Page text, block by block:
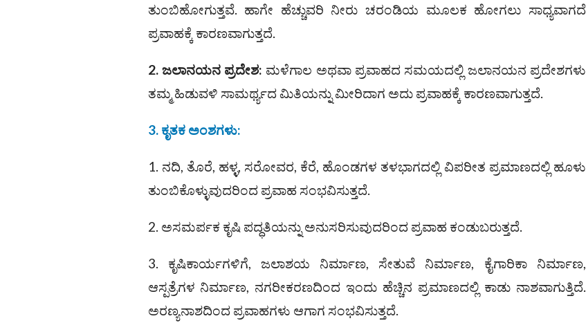
ತುಂಬಿಹೋಗುತ್ತವೆ. ಹಾಗೇ ಹೆಚ್ಚುವರಿ ನೀರು ಚರಂಡಿಯ ಮೂಲಕ ಹೋಗಲು ಸಾಧ್ಯವಾಗದೆ
ಪ್ರವಾಹಕ್ಕೆ ಕಾರಣವಾಗುತ್ತದೆ.
2. ಜಲಾನಯನ ಪ್ರದೇಶ: ಮಳೆಗಾಲ ಅಥವಾ ಪ್ರವಾಹದ ಸಮಯದಲ್ಲಿ ಜಲಾನಯನ ಪ್ರದೇಶಗಳು
ತಮ್ಮ ಹಿಡುವಳಿ ಸಾಮರ್ಥ್ಯದ ಮಿತಿಯನ್ನು ಮೀರಿದಾಗ ಅದು ಪ್ರವಾಹಕ್ಕೆ ಕಾರಣವಾಗುತ್ತದೆ.
3. ಕೃತಕ ಅಂಶಗಳು:
1. ನದಿ, ತೊರೆ, ಹಳ್ಳ, ಸರೋವರ, ಕೆರೆ, ಹೊಂಡಗಳ ತಳಭಾಗದಲ್ಲಿ ವಿಪರೀತ ಪ್ರಮಾಣದಲ್ಲಿ ಹೂಳು
ತುಂಬಿಕೊಳ್ಳುವುದರಿಂದ ಪ್ರವಾಹ ಸಂಭವಿಸುತ್ತದೆ.
2. ಅಸಮರ್ಪಕ ಕೃಷಿ ಪದ್ಧತಿಯನ್ನು ಅನುಸರಿಸುವುದರಿಂದ ಪ್ರವಾಹ ಕಂಡುಬರುತ್ತದೆ.
3. ಕೃಷಿಕಾರ್ಯಗಳಿಗೆ, ಜಲಾಶಯ ನಿರ್ಮಾಣ, ಸೇತುವೆ ನಿರ್ಮಾಣ, ಕೈಗಾರಿಕಾ ನಿರ್ಮಾಣ,
ಆಸ್ಪತ್ರೆಗಳ ನಿರ್ಮಾಣ, ನಗರೀಕರಣದಿಂದ ಇಂದು ಹೆಚ್ಚಿನ ಪ್ರಮಾಣದಲ್ಲಿ ಕಾಡು ನಾಶವಾಗುತ್ತಿದೆ.
ಅರಣ್ಯನಾಶದಿಂದ ಪ್ರವಾಹಗಳು ಆಗಾಗ ಸಂಭವಿಸುತ್ತದೆ.